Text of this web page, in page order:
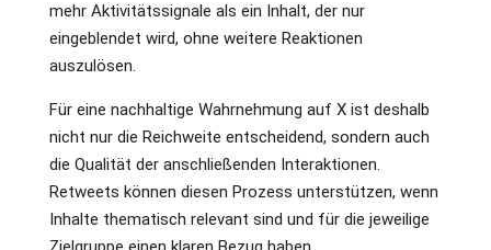
mehr Aktivitätssignale als ein Inhalt, der nur
eingeblendet wird, ohne weitere Reaktionen
auszulösen.
Für eine nachhaltige Wahrnehmung auf X ist deshalb
nicht nur die Reichweite entscheidend, sondern auch
die Qualität der anschließenden Interaktionen.
Retweets können diesen Prozess unterstützen, wenn
Inhalte thematisch relevant sind und für die jeweilige